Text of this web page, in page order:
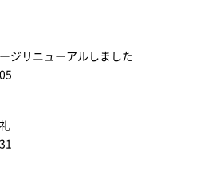
ジリニューアルしました